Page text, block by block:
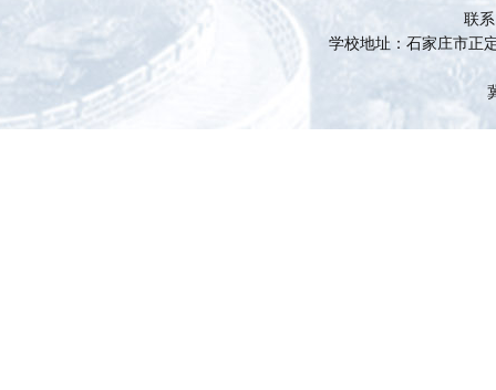
联
学校地址：石家庄市正